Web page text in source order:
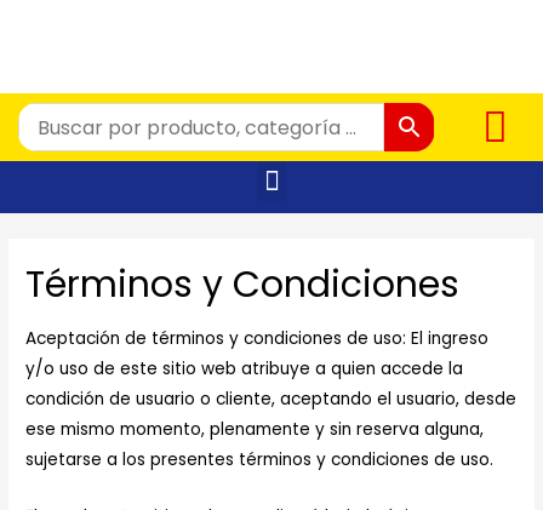
Términos y Condiciones
Aceptación de términos y condiciones de uso: El ingreso
y/o uso de este sitio web atribuye a quien accede la
condición de usuario o cliente, aceptando el usuario, desde
ese mismo momento, plenamente y sin reserva alguna,
sujetarse a los presentes términos y condiciones de uso.